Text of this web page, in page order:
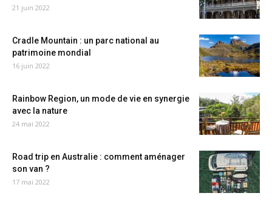
21 juin 2022
Cradle Mountain : un parc national au
patrimoine mondial
16 juin 2022
Rainbow Region, un mode de vie en synergie
avec la nature
24 mai 2022
Road trip en Australie : comment aménager
son van ?
17 mai 2022